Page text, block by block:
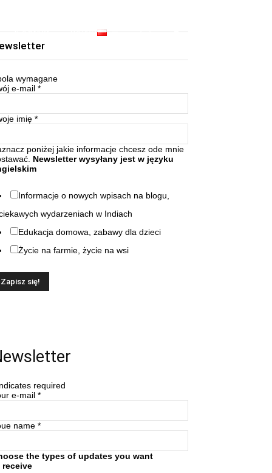
Polski
wymagane
e-mail *
imię *
poniżej jakie informacje chcesz ode mnie
Newsletter wysyłany jest w języku
Informacje o nowych wpisach na blogu,
wydarzeniach w Indiach
Edukacja domowa, zabawy dla dzieci
Życie na farmie, życie na wsi
required
e-mail *
name *
the types of updates you want
receive